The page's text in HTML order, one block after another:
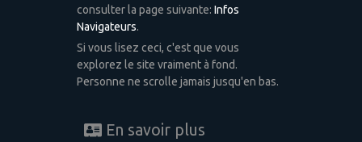
consulter la page suivante: Infos
Navigateurs.
Si vous lisez ceci, c'est que vous
explorez le site vraiment à fond.
Personne ne scrolle jamais jusqu'en bas.
En savoir plus